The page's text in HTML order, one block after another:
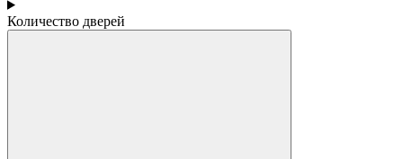
Количество дверей